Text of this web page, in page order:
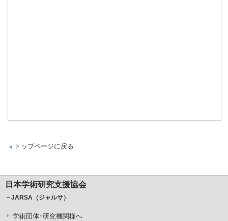
トップページに戻る
日本学術研究支援協会
－JARSA（ジャルサ）
学術団体･研究機関様へ